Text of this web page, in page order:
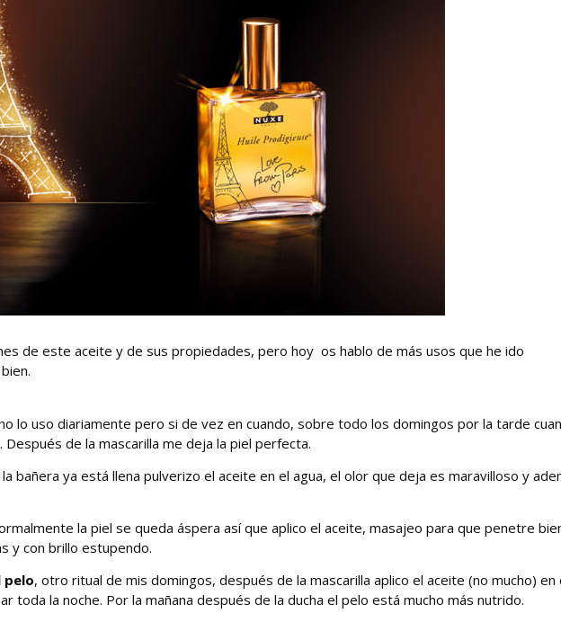
de este aceite y de sus propiedades, pero hoy os hablo de más usos que he ido
lo uso diariamente pero si de vez en cuando, sobre todo los domingos por la tarde
de la mascarilla me deja la piel perfecta.
bañera ya está llena pulverizo el aceite en el agua, el olor que deja es maravilloso y
la piel se queda áspera así que aplico el aceite, masajeo para que penetre
y con brillo estupendo.
pelo, otro ritual de mis domingos, después de la mascarilla aplico el aceite (no mucho) en
toda la noche. Por la mañana después de la ducha el pelo está mucho más nutrido.